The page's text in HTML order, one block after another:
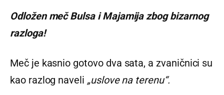
Odložen meč Bulsa i Majamija zbog bizarnog
razloga!
Meč je kasnio gotovo dva sata, a zvaničnici su
kao razlog naveli „uslove na terenu“.